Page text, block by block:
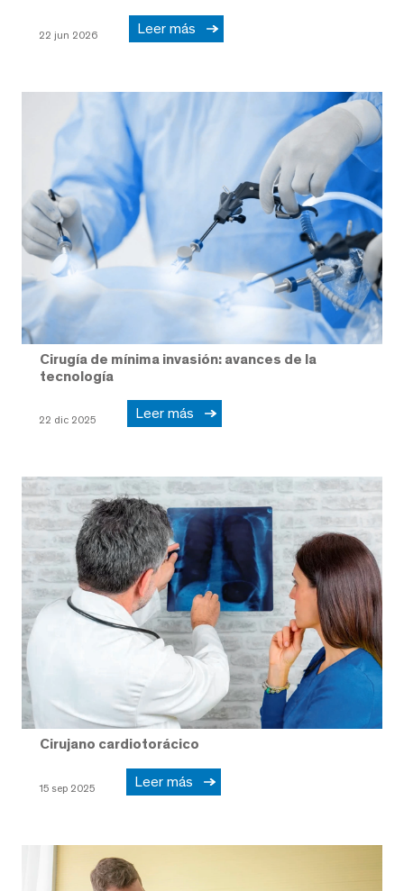
22 jun 2026 Leer más
Cirugía de mínima invasión: avances de la
tecnología
22 dic 2025 Leer más
Cirujano cardiotorácico
15 sep 2025 Leer más